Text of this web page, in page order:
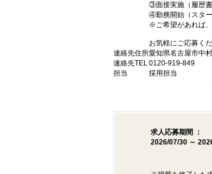
③面接実施（履歴書
④勤務開始（スター
※ご希望があれば
お気軽にご応募く
連絡先住所愛知県名古屋市中
連絡先TEL0120-919-849
担当
採用担当
求人応募期間 ：
2026/07/30 ～